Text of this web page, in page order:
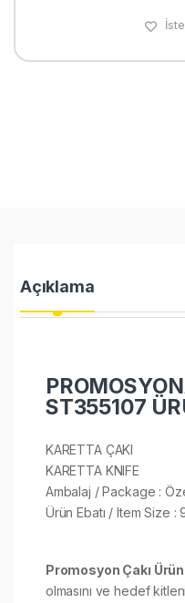
Açıklama
ST355107
KARETTA ÇAKI
KARETTA KNIFE
Ambalaj / Package :
Ürün Ebatı / Item Size :
Promosyon Çakı
olmasını ve hedef